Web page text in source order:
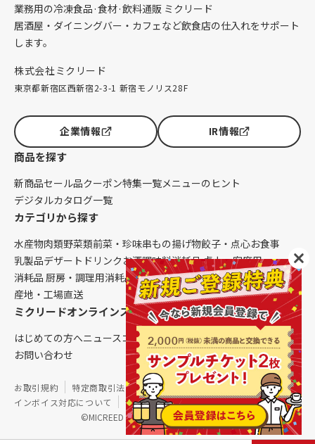
業務用の冷凍食品·食材·飲料通販 ミクリード
居酒屋・ダイニングバー・カフェなど飲食店の仕入れをサポート
します。
株式会社ミクリード
東京都新宿区西新宿2-3-1 新宿モノリス28F
企業情報 IR情報
商品を探す
新商品セール品クーポン特集一覧メニューのヒント
デジタルカタログ一覧
カテゴリから探す
水産物肉類野菜類前菜・珍味串もの揚げ物餃子・点心お食事
乳製品デザート ドリンク お酒調味料消耗品 卓上・客席用
消耗品 厨房・調理用消耗品 クレンリネス生鮮品（配送便限定）
産地・工場直送
ミクリードオンラインストアについて
はじめての方へニュースコラムご利用ガイド会社概要
お問い合わせ
©MICREED CO.,LTD. All Rights Reserved.
お取引規約 特定商取引法に基づく表記
個人情報保護方針
インボイス対応について
サイトマップ